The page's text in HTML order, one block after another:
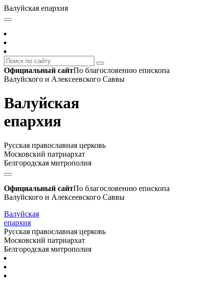
Валуйская епархия
Официальный сайтПо благословению епископа
Валуйского и Алексеевского Саввы
Валуйская
епархия
Русская православная церковь
Московский патриархат
Белгородская митрополия
Официальный сайтПо благословению епископа
Валуйского и Алексеевского Саввы
Валуйская
епархия
Русская православная церковь
Московский патриархат
Белгородская митрополия